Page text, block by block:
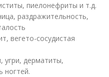
пиелонефриты и т.д.
раздражительность,
вегето-сосудистая
угри, дерматиты,
ногтей.